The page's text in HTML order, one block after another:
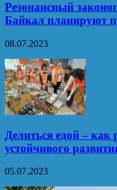
Резонансный
Байкал планируют
08.07.2023
Делиться едой – как
устойчивого
05.07.2023